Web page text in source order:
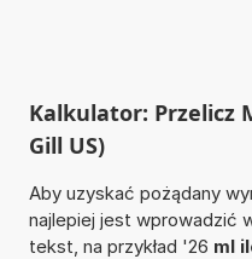
Kalkulator: Przelicz
Gill US)
Aby uzyskać pożądany
najlepiej jest wprowadzić
tekst, na przykład '26 ml